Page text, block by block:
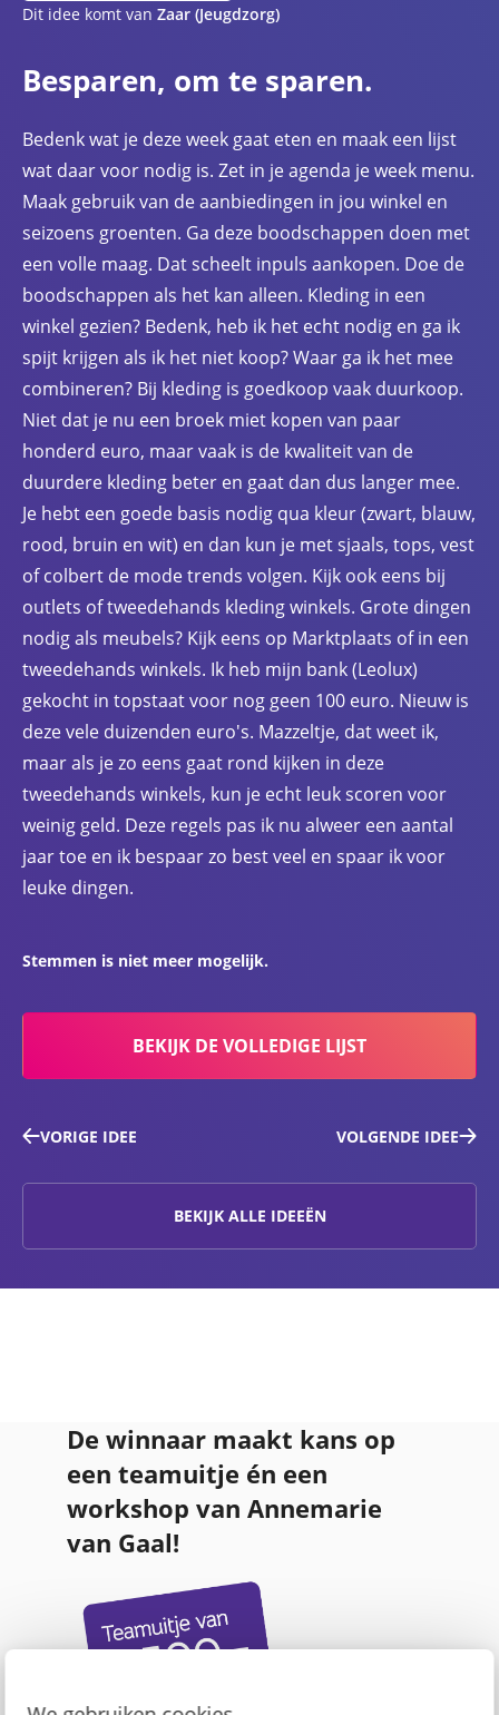
Dit idee komt van Zaar (Jeugdzorg)
Besparen, om te sparen.
Bedenk wat je deze week gaat eten en maak een lijst
wat daar voor nodig is. Zet in je agenda je week menu.
Maak gebruik van de aanbiedingen in jou winkel en
seizoens groenten. Ga deze boodschappen doen met
een volle maag. Dat scheelt inpuls aankopen. Doe de
boodschappen als het kan alleen. Kleding in een
winkel gezien? Bedenk, heb ik het echt nodig en ga ik
spijt krijgen als ik het niet koop? Waar ga ik het mee
combineren? Bij kleding is goedkoop vaak duurkoop.
Niet dat je nu een broek miet kopen van paar
honderd euro, maar vaak is de kwaliteit van de
duurdere kleding beter en gaat dan dus langer mee.
Je hebt een goede basis nodig qua kleur (zwart, blauw,
rood, bruin en wit) en dan kun je met sjaals, tops, vest
of colbert de mode trends volgen. Kijk ook eens bij
outlets of tweedehands kleding winkels. Grote dingen
nodig als meubels? Kijk eens op Marktplaats of in een
tweedehands winkels. Ik heb mijn bank (Leolux)
gekocht in topstaat voor nog geen 100 euro. Nieuw is
deze vele duizenden euro's. Mazzeltje, dat weet ik,
maar als je zo eens gaat rond kijken in deze
tweedehands winkels, kun je echt leuk scoren voor
weinig geld. Deze regels pas ik nu alweer een aantal
jaar toe en ik bespaar zo best veel en spaar ik voor
leuke dingen.
Stemmen is niet meer mogelijk.
BEKIJK DE VOLLEDIGE LIJST
VORIGE IDEE VOLGENDE IDEE
BEKIJK ALLE IDEEËN
De winnaar maakt kans op
een teamuitje én een
workshop van Annemarie
van Gaal!